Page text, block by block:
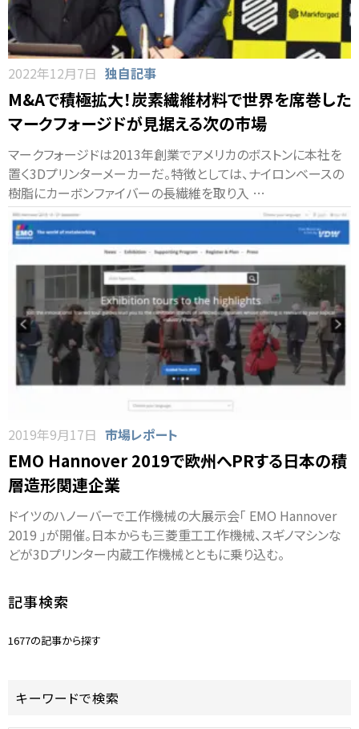
2022年12月7日 独自記事
M&Aで積極拡大！炭素繊維材料で世界を席巻した
マークフォージドが見据える次の市場
マークフォージドは2013年創業でアメリカのボストンに本社を
置く3Dプリンターメーカーだ。特徴としては、ナイロンベースの
樹脂にカーボンファイバーの長繊維を取り入 …
2019年9月17日 市場レポート
EMO Hannover 2019で欧州へPRする日本の積
層造形関連企業
ドイツのハノーバーで工作機械の大展示会「 EMO Hannover
2019 」が開催。日本からも三菱重工工作機械、スギノマシンな
どが3Dプリンター内蔵工作機械とともに乗り込む。
記事検索
1677の記事から探す
キーワードで検索